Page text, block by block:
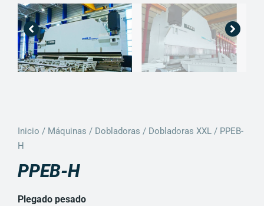
Inicio / Máquinas / Dobladoras / Dobladoras XXL / PPEB-
H
PPEB-H
Plegado pesado